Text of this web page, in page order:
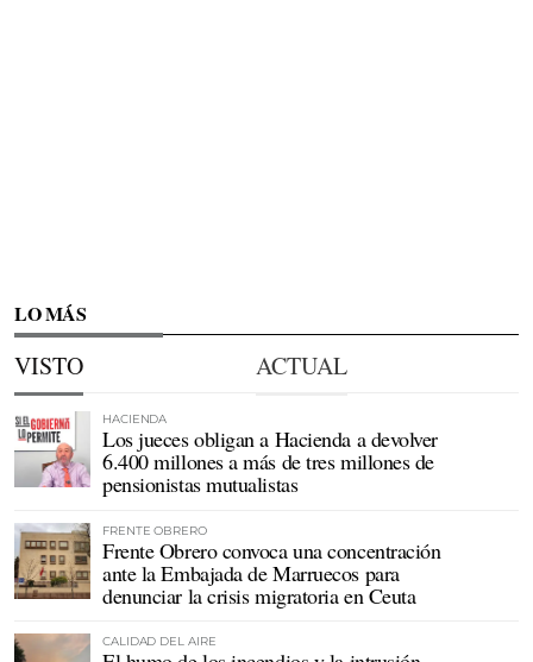
LO MÁS
VISTO ACTUAL
HACIENDA
Los jueces obligan a Hacienda a devolver
6.400 millones a más de tres millones de
pensionistas mutualistas
FRENTE OBRERO
Frente Obrero convoca una concentración
ante la Embajada de Marruecos para
denunciar la crisis migratoria en Ceuta
CALIDAD DEL AIRE